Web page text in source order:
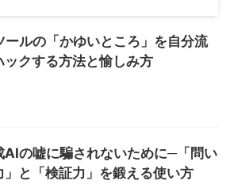
ールの「かゆいところ」を自分流
ックする方法と愉しみ方
AIの嘘に騙されないために─「問い
」と「検証力」を鍛える使い方